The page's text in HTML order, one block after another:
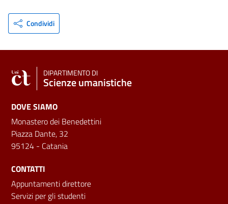
Condividi
DIPARTIMENTO DI
Scienze umanistiche
DOVE SIAMO
Monastero dei Benedettini
Piazza Dante, 32
95124 - Catania
CONTATTI
Appuntamenti direttore
Servizi per gli studenti